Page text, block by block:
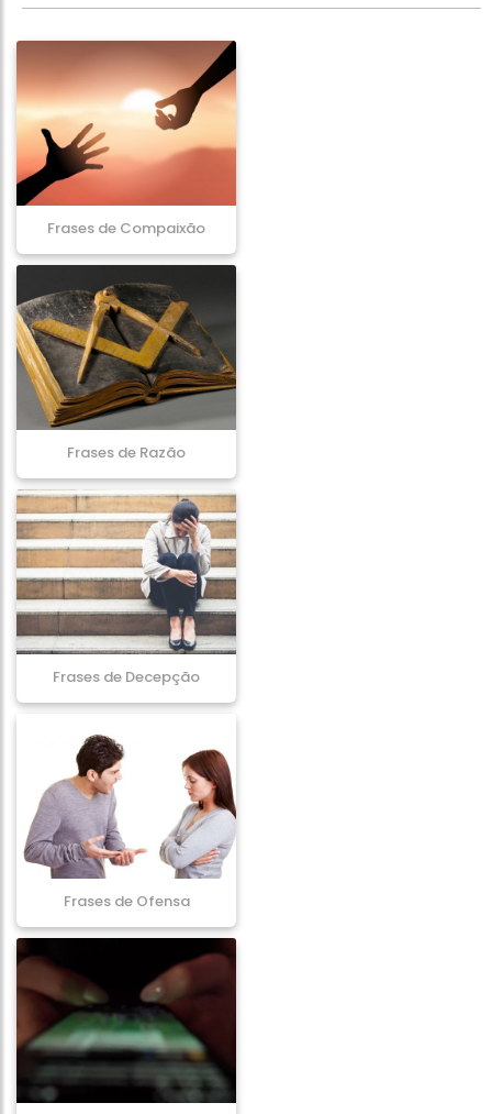
Frases de Compaixão
Frases de Razão
Frases de Decepção
Frases de Ofensa